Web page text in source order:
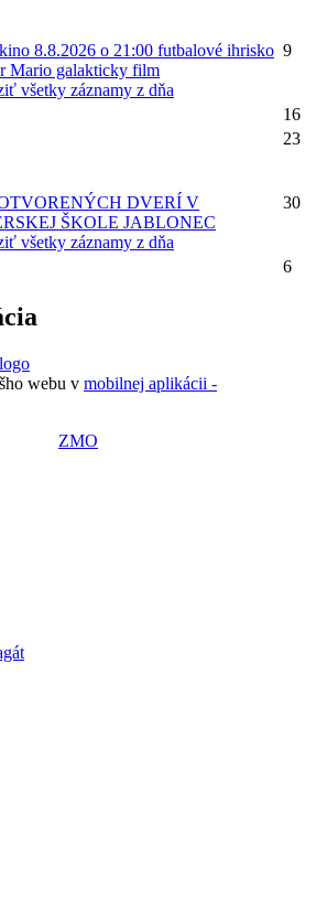
8.8.2026 o 21:00 futbalové ihrisko
Mario galakticky film
všetky záznamy z dňa
9
16
23
DVERÍ V
ŠKOLE JABLONEC
všetky záznamy z dňa
30
6
webu v mobilnej aplikácii -